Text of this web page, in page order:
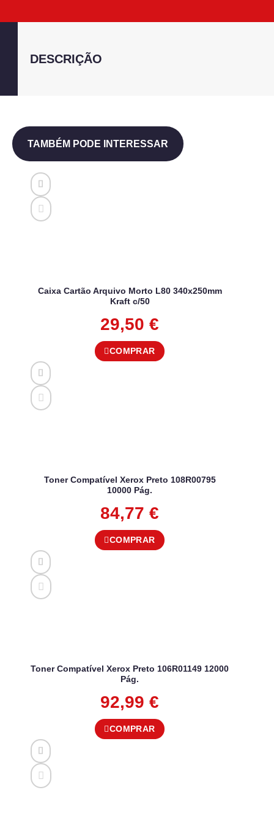
DESCRIÇÃO
TAMBÉM PODE INTERESSAR
Caixa Cartão Arquivo Morto L80 340x250mm
Kraft c/50
29,50 €
COMPRAR
Toner Compatível Xerox Preto 108R00795
10000 Pág.
84,77 €
COMPRAR
Toner Compatível Xerox Preto 106R01149 12000
Pág.
92,99 €
COMPRAR